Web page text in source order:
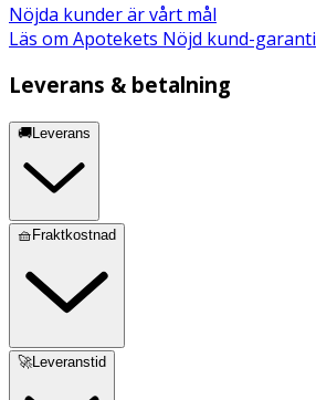
Nöjda kunder är vårt mål
Läs om Apotekets Nöjd kund-garanti
Leverans & betalning
🚚Leverans
🧺Fraktkostnad
🚀Leveranstid